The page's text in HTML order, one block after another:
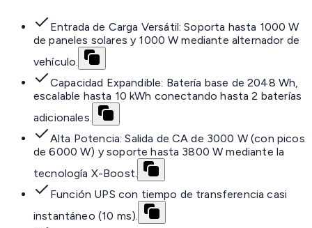
Entrada de Carga Versátil: Soporta hasta 1000 W
de paneles solares y 1000 W mediante alternador de
vehículo.
Capacidad Expandible: Batería base de 2048 Wh,
escalable hasta 10 kWh conectando hasta 2 baterías
adicionales.
Alta Potencia: Salida de CA de 3000 W (con picos
de 6000 W) y soporte hasta 3800 W mediante la
tecnología X-Boost.
Función UPS con tiempo de transferencia casi
instantáneo (10 ms).